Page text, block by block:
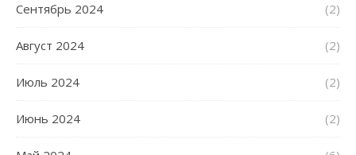
Сентябрь 2024 (2)
Август 2024 (2)
Июль 2024 (2)
Июнь 2024 (2)